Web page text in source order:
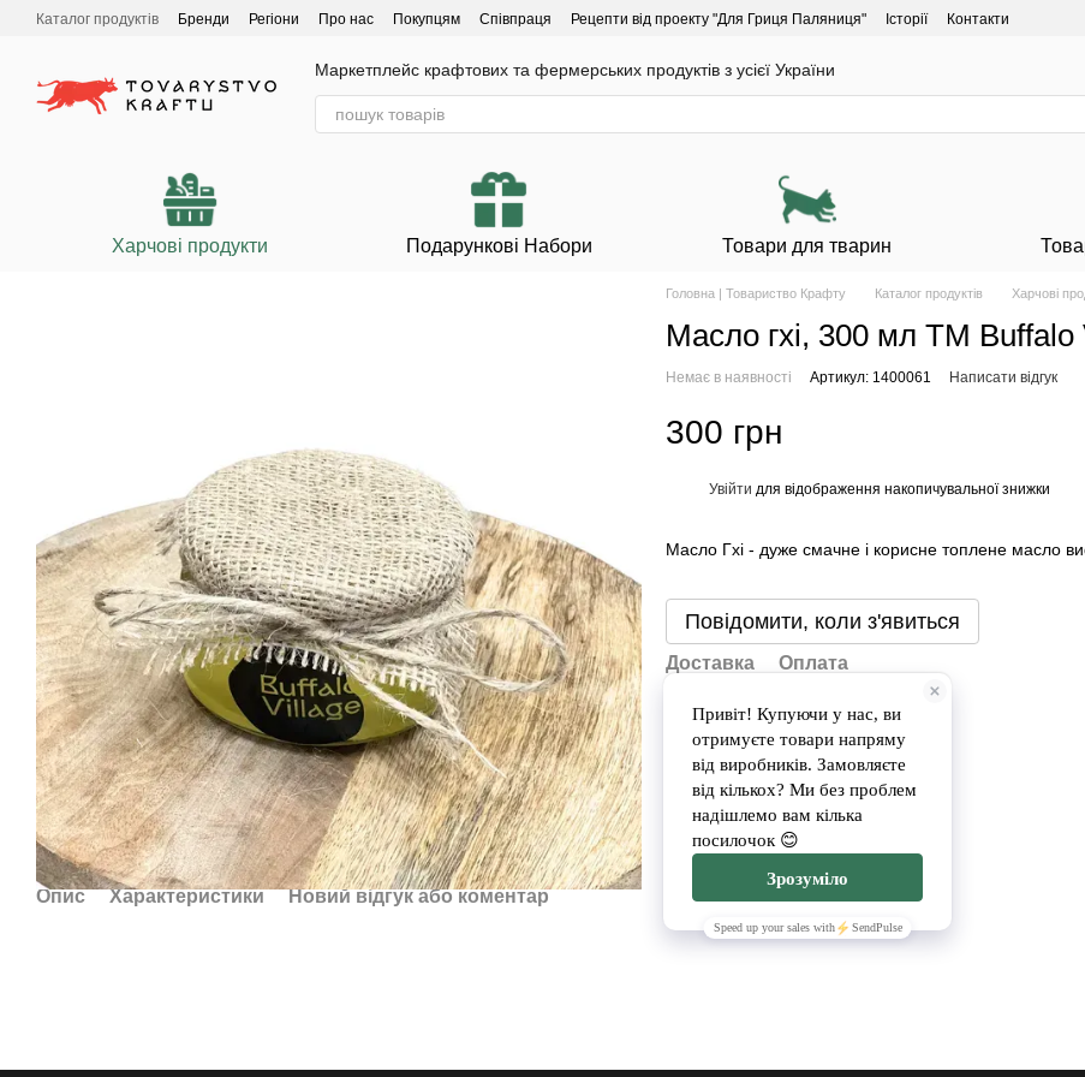
Перейти до основного контенту
Каталог продуктів Бренди Регіони Про нас Покупцям Співпраця Рецепти від проекту "Для Гриця Паляниця" Історії Контакти
Маркетплейс крафтових та фермерських продуктів з усієї України
Харчові продукти Подарункові Набори Товари для тварин
Опис Характеристики Новий відгук або коментар
Головна | Товариство Крафту Каталог продуктів Харчові
Масло гхі, 300 мл ТМ Buffalo
Немає в наявності Артикул: 1400061 Написати відгук
300 грн
Увійти для відображення накопичувальної знижки
Масло Гхі - дуже смачне і корисне топлене масло
Повідомити, коли з'явиться
Доставка Оплата